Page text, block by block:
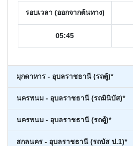
รอบเวลา (ออกจากต้นทาง)
05:45
มุกดาหาร - อุบลราชธานี (รถตู้)*
นครพนม - อุบลราชธานี (รถมินิบัส)*
นครพนม - อุบลราชธานี (รถตู้)*
สกลนคร - อุบลราชธานี (รถบัส ป.1)*